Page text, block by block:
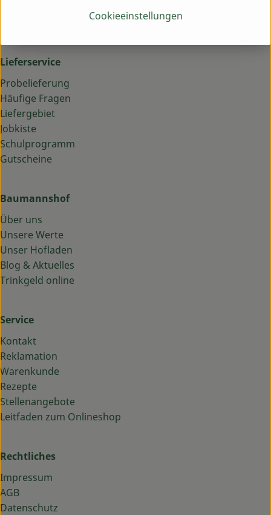
Lieferservice
Probelieferung
Häufige Fragen
Liefergebiet
Jobkiste
Schulprogramm
Gutscheine
Baumannshof
Über uns
Unsere Werte
Unser Hofladen
Blog & Aktuelles
Trinkgeld online
Service
Kontakt
Reklamation
Warenkunde
Rezepte
Stellenangebote
Leitfaden zum Onlineshop
Rechtliches
Impressum
AGB
Datenschutz
Cookieeinstellungen